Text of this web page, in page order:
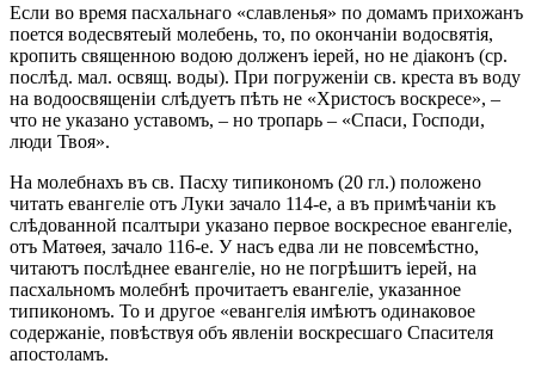
Если во время пасхальнаго «славленья» по домамъ прихожанъ
поется водесвятеый молебень, то, по окончаніи водосвятія,
кропить священною водою долженъ іерей, но не діаконъ (ср.
послѣд. мал. освящ. воды). При погруженіи св. креста въ воду
на водоосвященіи слѣдуетъ пѣть не «Христосъ воскресе», –
что не указано уставомъ, – но тропарь – «Спаси, Господи,
люди Твоя».
На молебнахъ въ св. Пасху типикономъ (20 гл.) положено
читать евангеліе отъ Луки зачало 114-е, а въ примѣчаніи къ
слѣдованной псалтыри указано первое воскресное евангеліе,
отъ Матѳея, зачало 116-е. У насъ едва ли не повсемѣстно,
читаютъ послѣднее евангеліе, но не погрѣшитъ іерей, на
пасхальномъ молебнѣ прочитаетъ евангеліе, указанное
типикономъ. То и другое «евангелія имѣютъ одинаковое
содержаніе, повѣствуя объ явленіи воскресшаго Спасителя
апостоламъ.